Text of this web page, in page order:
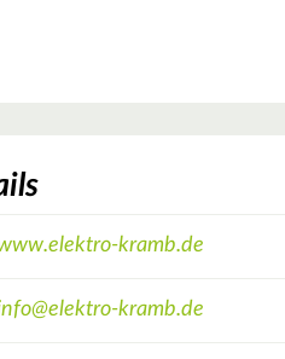
kramb.de
kramb.de